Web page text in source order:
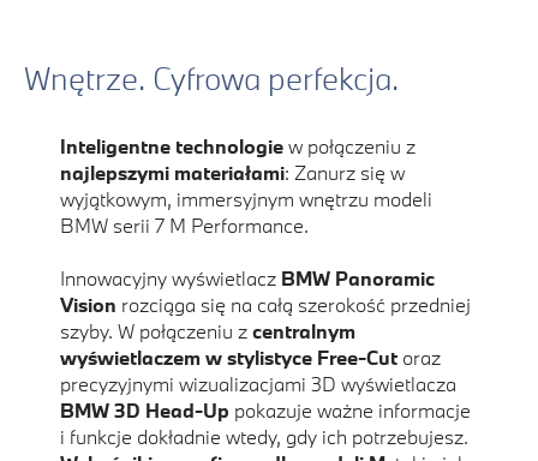
Wnętrze. Cyfrowa perfekcja.
Inteligentne technologiew połączeniu z
najlepszymi materiałami: Zanurz się w
wyjątkowym, immersyjnym wnętrzu modeli
BMW serii 7 M Performance.
Innowacyjny wyświetlacz BMW Panoramic
Vision rozciąga się na całą szerokość przedniej
szyby. W połączeniu zcentralnym
wyświetlaczem w stylistyce Free-Cut oraz
precyzyjnymi wizualizacjami 3D wyświetlacza
BMW 3D Head-Up pokazuje ważne informacje
i funkcje dokładnie wtedy, gdy ich potrzebujesz.